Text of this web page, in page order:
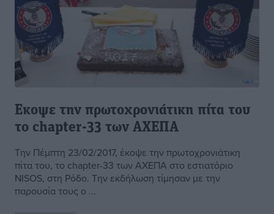
Eκοψε την πρωτοχρονιάτικη πίτα του
το chapter-33 των ΑΧΕΠΑ
Την Πέμπτη 23/02/2017, έκοψε την πρωτοχρονιάτικη
πίτα του, το chapter-33 των ΑΧΕΠΑ στο εστιατόριο
NISOS, στη Ρόδο. Την εκδήλωση τίμησαν με την
παρουσία τους ο ...